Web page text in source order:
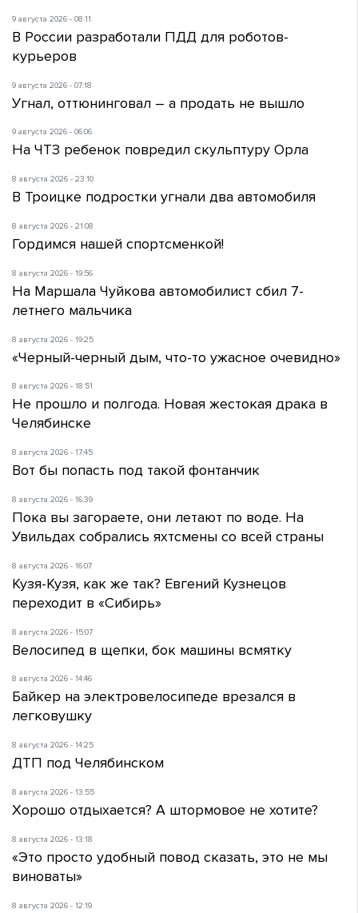
9 августа 2026 - 08:11
В России разработали ПДД для роботов-
курьеров
9 августа 2026 - 07:18
Угнал, оттюнинговал – а продать не вышло
9 августа 2026 - 06:06
На ЧТЗ ребенок повредил скульптуру Орла
8 августа 2026 - 23:10
В Троицке подростки угнали два автомобиля
8 августа 2026 - 21:08
Гордимся нашей спортсменкой!
8 августа 2026 - 19:56
На Маршала Чуйкова автомобилист сбил 7-
летнего мальчика
8 августа 2026 - 19:25
«Черный-черный дым, что-то ужасное очевидно»
8 августа 2026 - 18:51
Не прошло и полгода. Новая жестокая драка в
Челябинске
8 августа 2026 - 17:45
Вот бы попасть под такой фонтанчик
8 августа 2026 - 16:39
Пока вы загораете, они летают по воде. На
Увильдах собрались яхтсмены со всей страны
8 августа 2026 - 16:07
Кузя-Кузя, как же так? Евгений Кузнецов
переходит в «Сибирь»
8 августа 2026 - 15:07
Велосипед в щепки, бок машины всмятку
8 августа 2026 - 14:46
Байкер на электровелосипеде врезался в
легковушку
8 августа 2026 - 14:25
ДТП под Челябинском
8 августа 2026 - 13:55
Хорошо отдыхается? А штормовое не хотите?
8 августа 2026 - 13:18
«Это просто удобный повод сказать, это не мы
виноваты»
8 августа 2026 - 12:19